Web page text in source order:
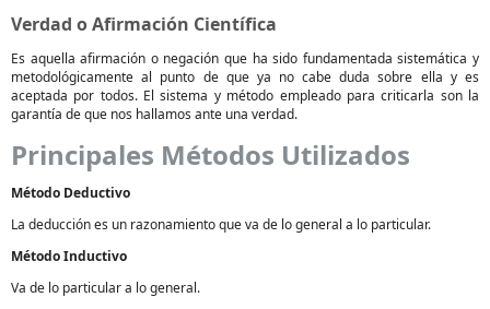
Verdad o Afirmación Científica
Es aquella afirmación o negación que ha sido fundamentada sistemática y
metodológicamente al punto de que ya no cabe duda sobre ella y es
aceptada por todos. El sistema y método empleado para criticarla son la
garantía de que nos hallamos ante una verdad.
Principales Métodos Utilizados
Método Deductivo
La deducción es un razonamiento que va de lo general a lo particular.
Método Inductivo
Va de lo particular a lo general.